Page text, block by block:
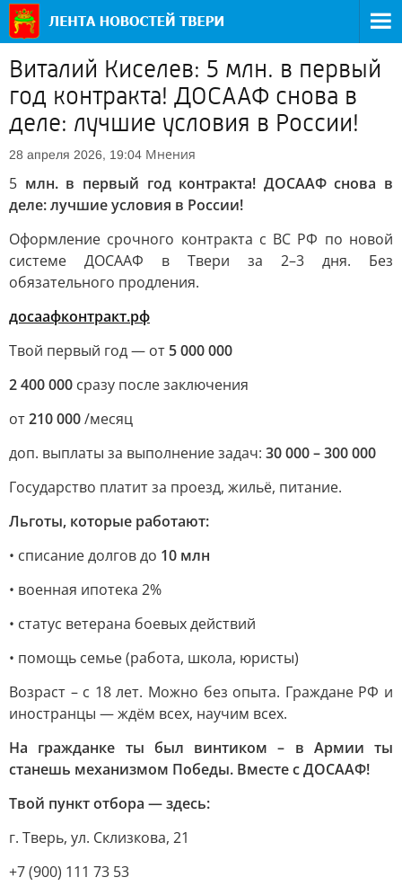
Виталий Киселев: 5 млн. в первый
год контракта! ДОСААФ снова в
деле: лучшие условия в России!
28 апреля 2026, 19:04 Мнения
5 млн. в первый год контракта! ДОСААФ снова в
деле: лучшие условия в России!
Оформление срочного контракта с ВС РФ по новой
системе ДОСААФ в Твери за 2–3 дня. Без
обязательного продления.
досаафконтракт.рф
Твой первый год — от 5 000 000
2 400 000 сразу после заключения
от210 000/месяц
доп. выплаты за выполнение задач: 30 000 – 300 000
Государство платит за проезд, жильё, питание.
Льготы, которые работают:
• списание долгов до 10 млн
• военная ипотека 2%
• статус ветерана боевых действий
• помощь семье (работа, школа, юристы)
Возраст – с 18 лет. Можно без опыта. Граждане РФ и
иностранцы — ждём всех, научим всех.
На гражданке ты был винтиком – в Армии ты
станешь механизмом Победы. Вместе с ДОСААФ!
Твой пункт отбора — здесь:
г. Тверь, ул. Склизкова, 21
+7 (900) 111 73 53